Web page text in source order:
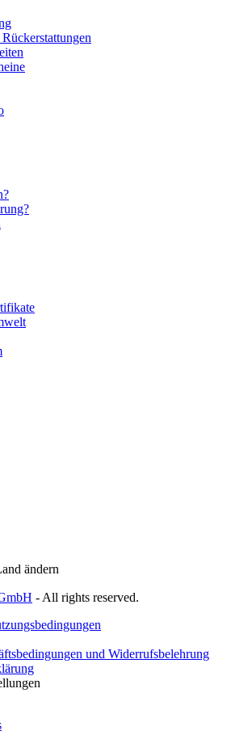
ändern
- All rights reserved.
und Widerrufsbelehrung